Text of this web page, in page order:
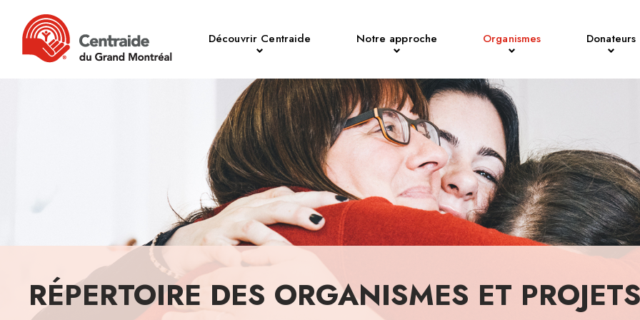
Découvrir Centraide Notre approche Organismes Donateurs
RÉPERTOIRE DES ORGANISMES ET